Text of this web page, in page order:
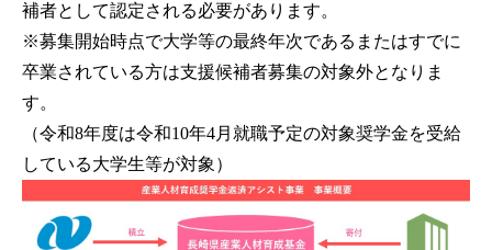
補者として認定される必要があります。
※募集開始時点で大学等の最終年次であるまたはすでに
卒業されている方は支援候補者募集の対象外となりま
す。
（令和8年度は令和10年4月就職予定の対象奨学金を受給
している大学生等が対象）